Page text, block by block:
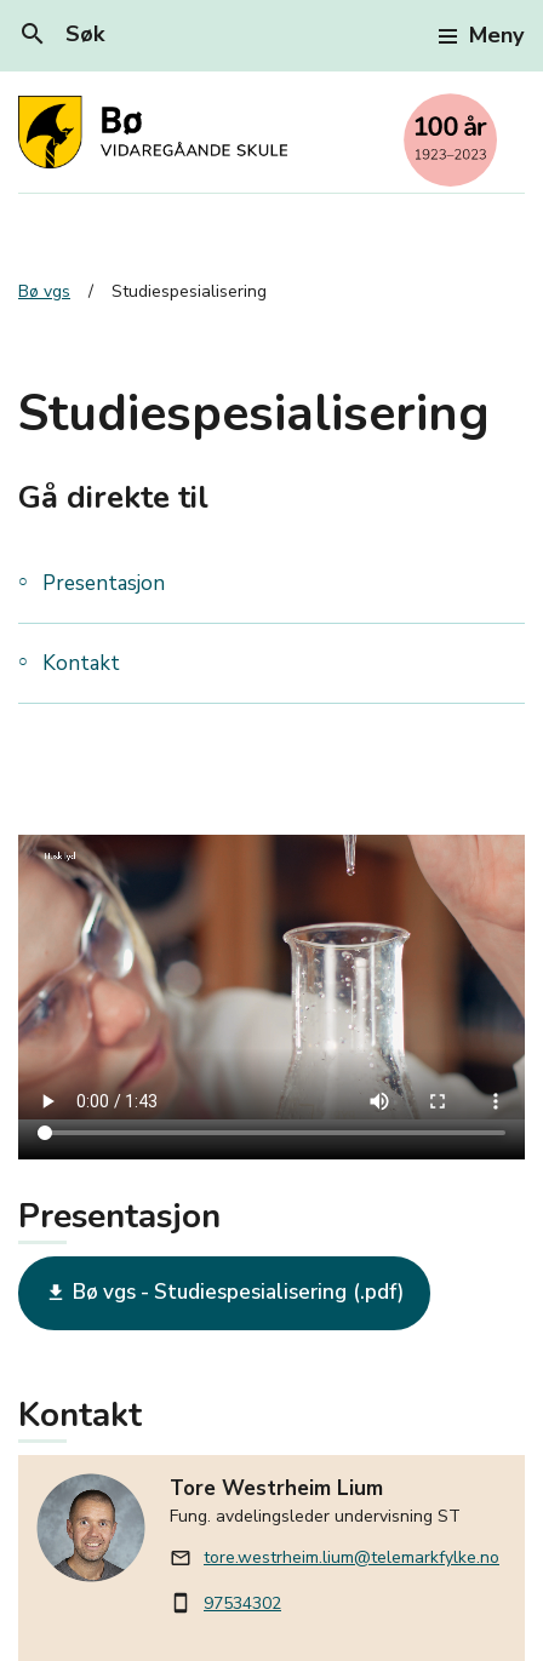
search Søk Meny
Bø vgs Studiespesialisering
Studiespesialisering
Gå direkte til
Presentasjon
Kontakt
Presentasjon
get_app Bø vgs - Studiespesialisering
Kontakt
Tore Westrheim Lium
Fung. avdelingsleder undervisning ST
mail_outline tore.westrheim.lium@telemarkfylke.no
smartphone 97534302